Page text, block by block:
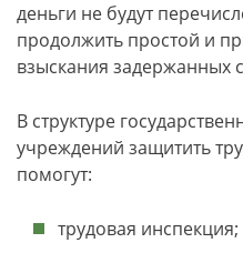
деньги не будут
продолжить простой и
взыскания задержанных
В структуре
учреждений защитить
помогут:
трудовая инспекция;